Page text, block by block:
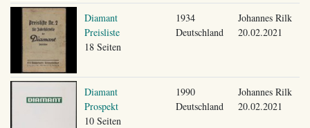
Diamant
Preisliste
18 Seiten
1934
Deutschland
Johannes Rilk
20.02.2021
Diamant
Prospekt
10 Seiten
1990
Deutschland
Johannes Rilk
20.02.2021